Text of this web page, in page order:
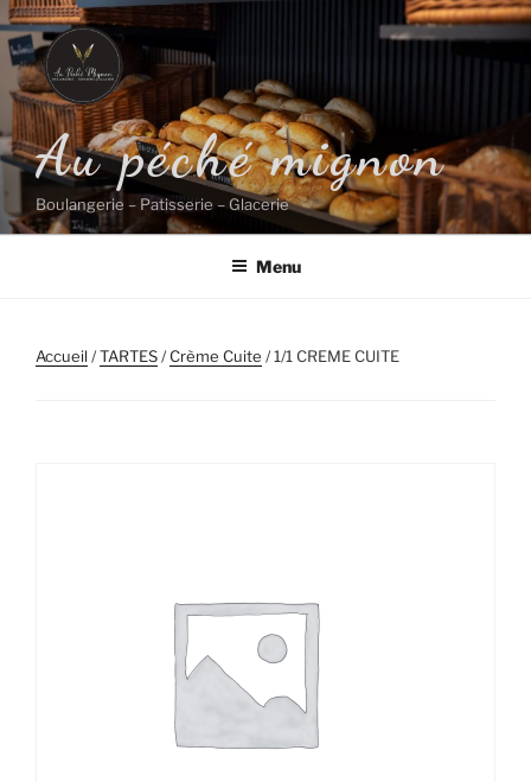
Aller
au
contenu
principal
Au péché mignon
Boulangerie – Patisserie – Glacerie
Menu
Accueil/TARTES/Crème Cuite / 1/1 CREME CUITE